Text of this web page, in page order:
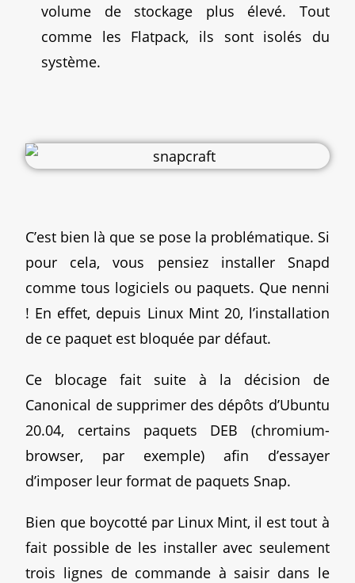
volume de stockage plus élevé. Tout
comme les Flatpack, ils sont isolés du
système.
C’est bien là que se pose la problématique. Si
pour cela, vous pensiez installer Snapd
comme tous logiciels ou paquets. Que nenni
! En effet, depuis Linux Mint 20, l’installation
de ce paquet est bloquée par défaut.
Ce blocage fait suite à la décision de
Canonical de supprimer des dépôts d’Ubuntu
20.04, certains paquets DEB (chromium-
browser, par exemple) afin d’essayer
d’imposer leur format de paquets Snap.
Bien que boycotté par Linux Mint, il est tout à
fait possible de les installer avec seulement
trois lignes de commande à saisir dans le